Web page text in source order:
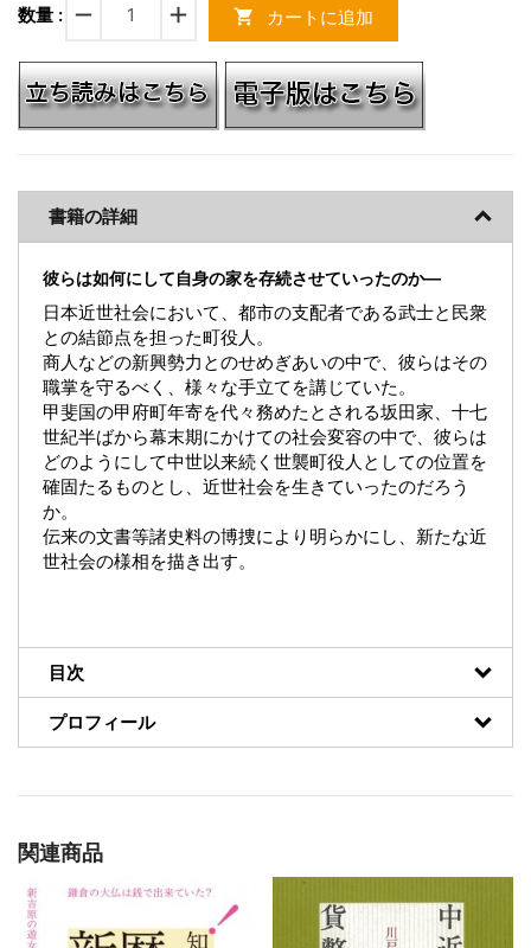
数量 : remove add shopping_cart カートに追加
書籍の詳細
彼らは如何にして自身の家を存続させていったのか―
日本近世社会において、都市の支配者である武士と民衆
との結節点を担った町役人。
商人などの新興勢力とのせめぎあいの中で、彼らはその
職掌を守るべく、様々な手立てを講じていた。
甲斐国の甲府町年寄を代々務めたとされる坂田家、十七
世紀半ばから幕末期にかけての社会変容の中で、彼らは
どのようにして中世以来続く世襲町役人としての位置を
確固たるものとし、近世社会を生きていったのだろう
か。
伝来の文書等諸史料の博捜により明らかにし、新たな近
世社会の様相を描き出す。
目次
プロフィール
関連商品